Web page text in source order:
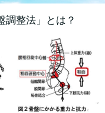
調整法」とは？